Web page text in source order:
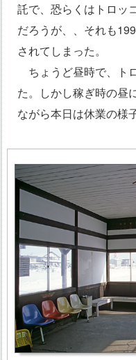
託で、恐らくはトロッ
だろうが、、それも
されてしまった。
ちょうど昼時で、ト
た。しかし稼ぎ時の昼
ながら本日は休業の様